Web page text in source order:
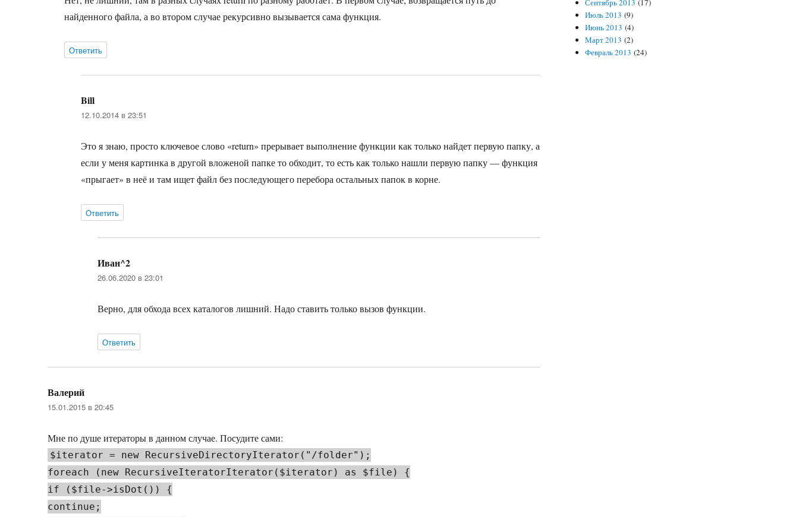
найденного файла, а во втором случае рекурсивно вызывается сама функция.
Ответить
Bill
12.10.2014 в 23:51
Это я знаю, просто ключевое слово «return» прерывает выполнение функции как только найдет первую папку, а
если у меня картинка в другой вложеной папке то обходит, то есть как только нашли первую папку — функция
«прыгает» в неё и там ищет файл без последующего перебора остальных папок в корне.
Ответить
Иван^2
26.06.2020 в 23:01
Верно, для обхода всех каталогов лишний. Надо ставить только вызов функции.
Ответить
Валерий
15.01.2015 в 20:45
Мне по душе итераторы в данном случае. Посудите сами:
$iterator = new RecursiveDirectoryIterator("/folder");
foreach (new RecursiveIteratorIterator($iterator) as $file) {
if ($file->isDot()) {
continue;
Сентябрь 2013 (17)
Июль 2013 (9)
Июнь 2013 (4)
Март 2013 (2)
Февраль 2013 (24)